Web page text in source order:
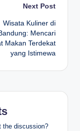
Next Post
Wisata Kuliner di
Mencari
Makan Terdekat
yang Istimewa
the discussion?